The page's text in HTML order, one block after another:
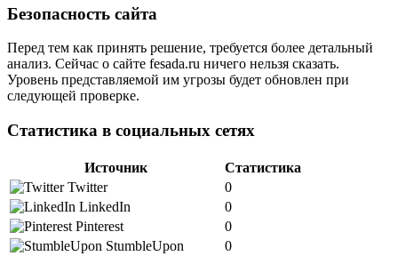
Безопасность сайта
Перед тем как принять решение, требуется более детальный
анализ. Сейчас о сайте fesada.ru ничего нельзя сказать.
Уровень представляемой им угрозы будет обновлен при
следующей проверке.
Статистика в социальных сетях
Источник
Статистика
Twitter
0
LinkedIn
0
Pinterest
0
StumbleUpon
0